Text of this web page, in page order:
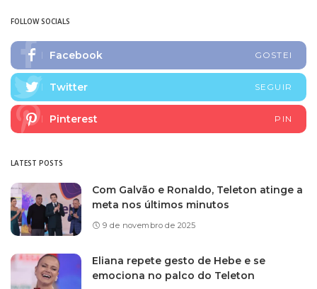
FOLLOW SOCIALS
Facebook GOSTEI
Twitter SEGUIR
Pinterest PIN
LATEST POSTS
Com Galvão e Ronaldo, Teleton atinge a
meta nos últimos minutos
9 de novembro de 2025
Eliana repete gesto de Hebe e se
emociona no palco do Teleton